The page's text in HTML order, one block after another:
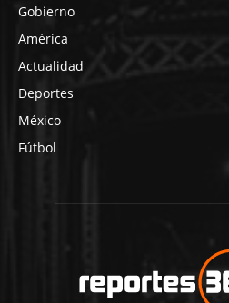
Gobierno
América
Actualidad
Deportes
México
Fútbol